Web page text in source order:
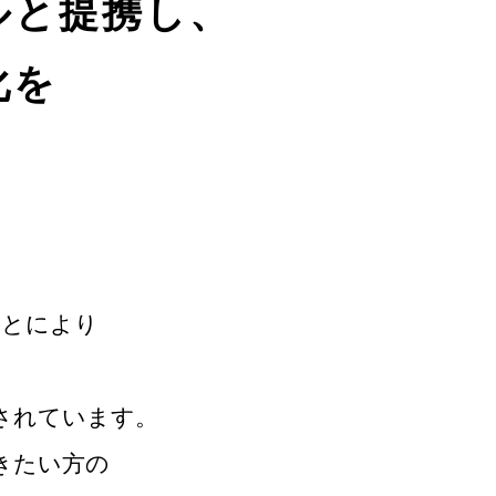
提携し、
により
ています。
たい方の